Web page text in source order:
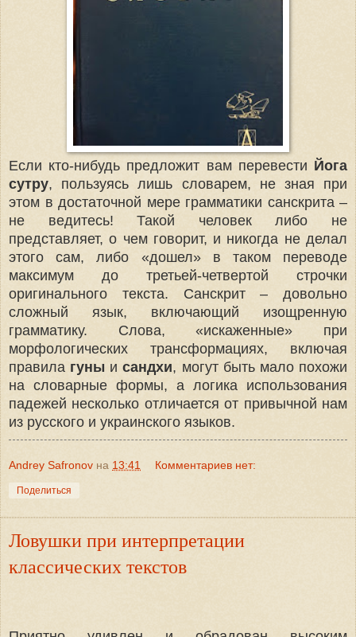
Если кто-нибудь предложит вам перевести Йога
сутру, пользуясь лишь словарем, не зная при
этом в достаточной мере грамматики санскрита –
не ведитесь! Такой человек либо не
представляет, о чем говорит, и никогда не делал
этого сам, либо «дошел» в таком переводе
максимум до третьей-четвертой строчки
оригинального текста. Санскрит – довольно
сложный язык, включающий изощренную
грамматику. Слова, «искаженные» при
морфологических трансформациях, включая
правила гуны исандхи, могут быть мало похожи
на словарные формы, а логика использования
падежей несколько отличается от привычной нам
из русского и украинского языков.
Andrey Safronov на 13:41 Комментариев нет:
Поделиться
Ловушки при интерпретации
классических текстов